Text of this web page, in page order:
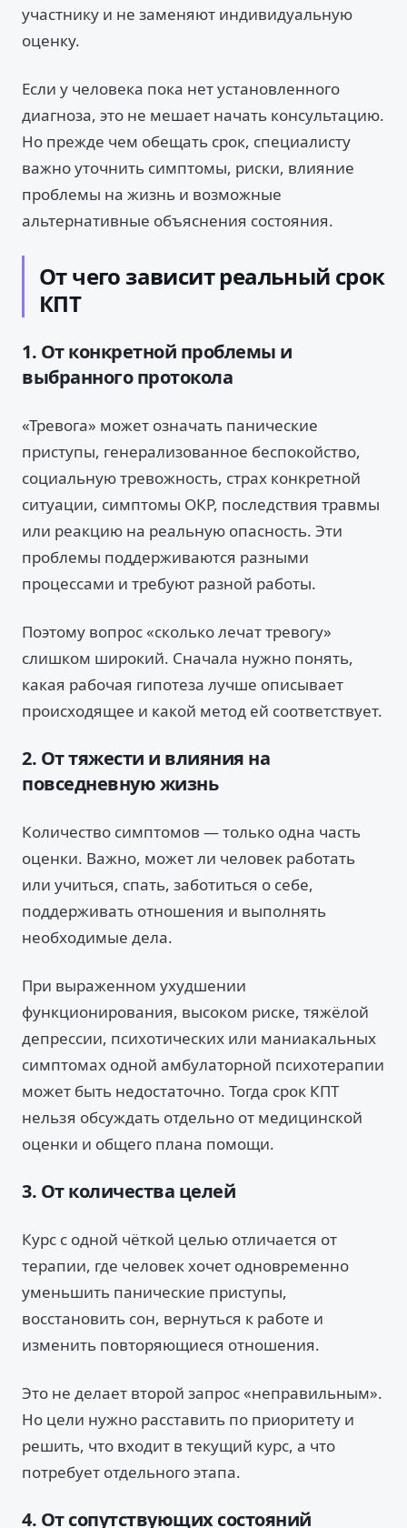
участнику и не заменяют индивидуальную
оценку.
Если у человека пока нет установленного
диагноза, это не мешает начать консультацию.
Но прежде чем обещать срок, специалисту
важно уточнить симптомы, риски, влияние
проблемы на жизнь и возможные
альтернативные объяснения состояния.
От чего зависит реальный срок
КПТ
1. От конкретной проблемы и
выбранного протокола
«Тревога» может означать панические
приступы, генерализованное беспокойство,
социальную тревожность, страх конкретной
ситуации, симптомы ОКР, последствия травмы
или реакцию на реальную опасность. Эти
проблемы поддерживаются разными
процессами и требуют разной работы.
Поэтому вопрос «сколько лечат тревогу»
слишком широкий. Сначала нужно понять,
какая рабочая гипотеза лучше описывает
происходящее и какой метод ей соответствует.
2. От тяжести и влияния на
повседневную жизнь
Количество симптомов — только одна часть
оценки. Важно, может ли человек работать
или учиться, спать, заботиться о себе,
поддерживать отношения и выполнять
необходимые дела.
При выраженном ухудшении
функционирования, высоком риске, тяжёлой
депрессии, психотических или маниакальных
симптомах одной амбулаторной психотерапии
может быть недостаточно. Тогда срок КПТ
нельзя обсуждать отдельно от медицинской
оценки и общего плана помощи.
3. От количества целей
Курс с одной чёткой целью отличается от
терапии, где человек хочет одновременно
уменьшить панические приступы,
восстановить сон, вернуться к работе и
изменить повторяющиеся отношения.
Это не делает второй запрос «неправильным».
Но цели нужно расставить по приоритету и
решить, что входит в текущий курс, а что
потребует отдельного этапа.
4. От сопутствующих состояний